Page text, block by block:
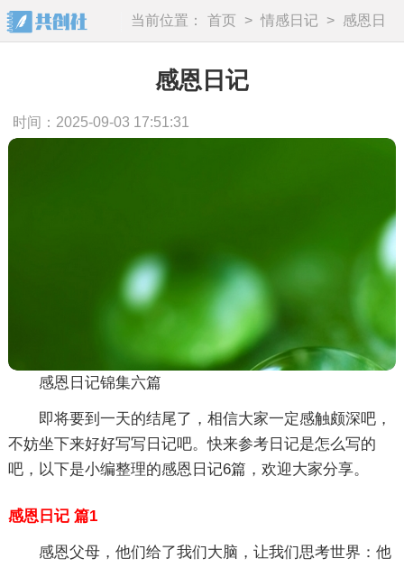
当前位置： 首页 > 情感日记 >
感恩日
记
感恩日记
时间：2025-09-03 17:51:31
感恩日记锦集六篇
即将要到一天的结尾了，相信大家一定感触颇深吧，
不妨坐下来好好写写日记吧。快来参考日记是怎么写的
吧，以下是小编整理的感恩日记6篇，欢迎大家分享。
感恩日记 篇1
感恩父母，他们给了我们大脑，让我们思考世界：他